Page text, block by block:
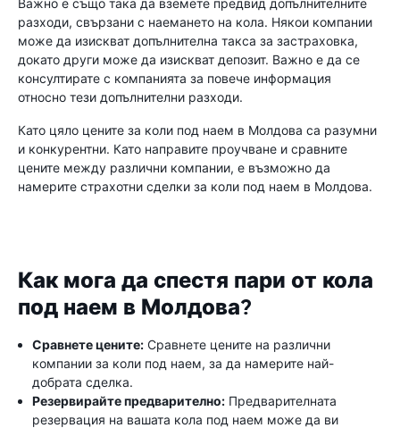
Важно е също така да вземете предвид допълнителните
разходи, свързани с наемането на кола. Някои компании
може да изискват допълнителна такса за застраховка,
докато други може да изискват депозит. Важно е да се
консултирате с компанията за повече информация
относно тези допълнителни разходи.
Като цяло цените за коли под наем в Молдова са разумни
и конкурентни. Като направите проучване и сравните
цените между различни компании, е възможно да
намерите страхотни сделки за коли под наем в Молдова.
Как мога да спестя пари от кола
под наем в Молдова?
Сравнете цените: Сравнете цените на различни
компании за коли под наем, за да намерите най-
добрата сделка.
Резервирайте предварително: Предварителната
резервация на вашата кола под наем може да ви